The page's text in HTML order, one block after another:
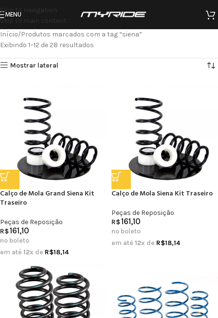
Skip to navigation
Skip to main content
MENU
Início Produtos marcados com a tag “siena”
Exibindo 1–12 de 28 resultados
Mostrar lateral
Calço de Mola Grand Siena Kit
Traseiro
Peças de Reposição
R$161,10
no boleto
em até 12x de R$18,14
Calço de Mola Siena Kit Traseiro
Peças de Reposição
R$161,10
no boleto
em até 12x de R$18,14